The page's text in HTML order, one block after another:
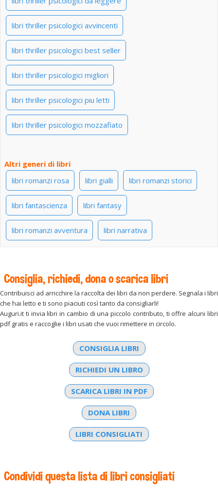
libri thriller psicologici avvincenti
libri thriller psicologici best seller
libri thriller psicologici migliori
libri thriller psicologici piu letti
libri thriller psicologici mozzafiato
Altri generi di libri
libri romanzi rosa
libri gialli libri romanzi storici
libri fantascienza libri fantasy
libri romanzi avventura libri narrativa
Consiglia, richiedi, dona o scarica libri
Contribuisci ad arricchire la raccolta dei libri da non perdere. Segnala i libri
che hai letto e ti sono piaciuti così tanto da consigliarli!
Auguri.it ti invia libri in cambio di una piccolo contributo, ti offre alcuni libri
pdf gratis e raccoglie i libri usati che vuoi rimettere in circolo.
CONSIGLIA LIBRI
RICHIEDI UN LIBRO
SCARICA LIBRI IN PDF
DONA LIBRI
LIBRI CONSIGLIATI
Condividi questa lista di libri consigliati